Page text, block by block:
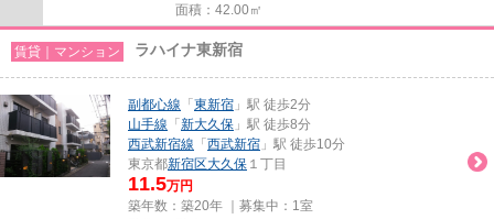
面積：42.00㎡
賃貸｜マンション ラハイナ東新宿
副都心線 「 東新宿 」駅 徒歩2分
山手線 「 新大久保 」駅 徒歩8分
西武新宿線 「 西武新宿 」駅 徒歩10分
東京都新宿区大久保 １丁目
11.5万円
築年数：築20年 ｜募集中： 1室